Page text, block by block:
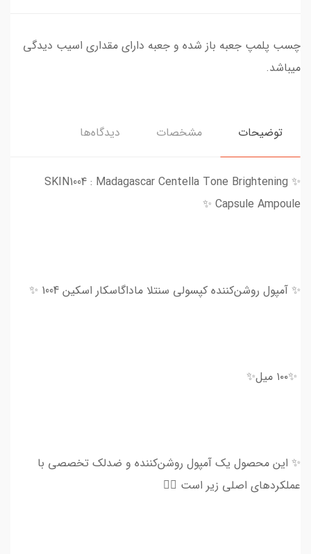
چسب پلمپ جعبه باز شده و جعبه دارای مقداری اسیب دیدگی
میباشد.
توضیحات مشخصات دیدگاه‌ها
✨ SKIN1004 : Madagascar Centella Tone Brightening
Capsule Ampoule ✨
✨ آمپول روشن‌کننده کپسولی سنتلا ماداگاسکار اسکین‌ 1004 ✨
✨۱۰۰ میل✨
✨ این محصول یک آمپول روشن‌کننده و ضدلک تخصصی با
عملکردهای اصلی زیر است 👇🏻